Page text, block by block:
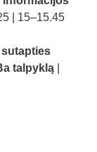
| 15–15.45
talpyklą